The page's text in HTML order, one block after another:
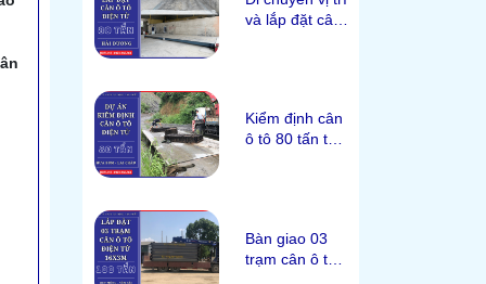
và lắp đặt cân
Kiểm định cân
ô tô 80 tấn tại
Bàn giao 03
trạm cân ô tô